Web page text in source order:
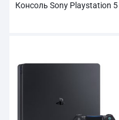
Консоль Sony Playstation 5